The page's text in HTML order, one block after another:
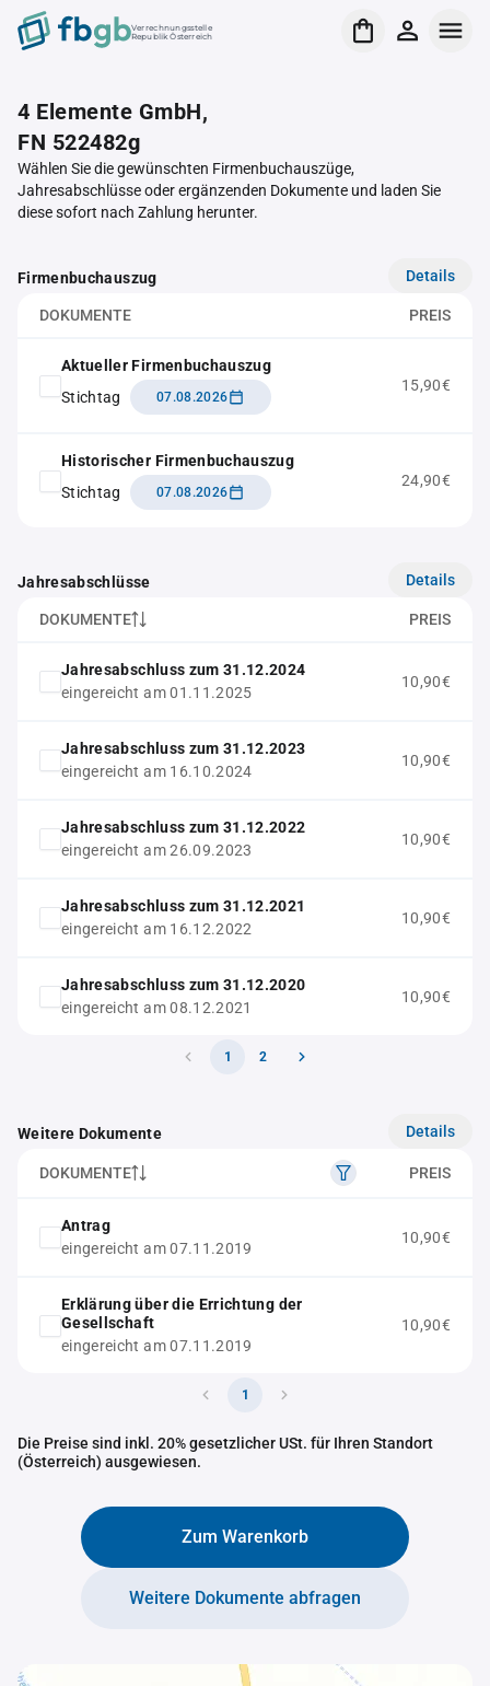
Verrechnungsstelle
Republik Österreich
4 Elemente GmbH,
FN 522482g
Wählen Sie die gewünschten Firmenbuchauszüge,
Jahresabschlüsse oder ergänzenden Dokumente und laden Sie
diese sofort nach Zahlung herunter.
Firmenbuchauszug Details
DOKUMENTE PREIS
Aktueller Firmenbuchauszug
Stichtag
07.08.2026
15,90€
Historischer Firmenbuchauszug
Stichtag
07.08.2026
24,90€
Jahresabschlüsse Details
DOKUMENTE PREIS
Jahresabschluss zum 31.12.2024
eingereicht am 01.11.2025
10,90€
Jahresabschluss zum 31.12.2023
eingereicht am 16.10.2024
10,90€
Jahresabschluss zum 31.12.2022
eingereicht am 26.09.2023
10,90€
Jahresabschluss zum 31.12.2021
eingereicht am 16.12.2022
10,90€
Jahresabschluss zum 31.12.2020
eingereicht am 08.12.2021
10,90€
1 2
Weitere Dokumente Details
DOKUMENTE PREIS
Antrag
eingereicht am 07.11.2019
10,90€
Erklärung über die Errichtung der
Gesellschaft
eingereicht am 07.11.2019
10,90€
1
Die Preise sind inkl. 20% gesetzlicher USt. für Ihren Standort
(Österreich) ausgewiesen.
Zum Warenkorb
Weitere Dokumente abfragen